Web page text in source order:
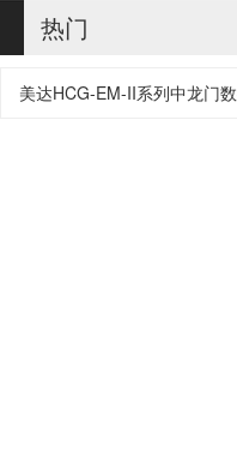
热门
美达HCG-EM-II系列中龙门